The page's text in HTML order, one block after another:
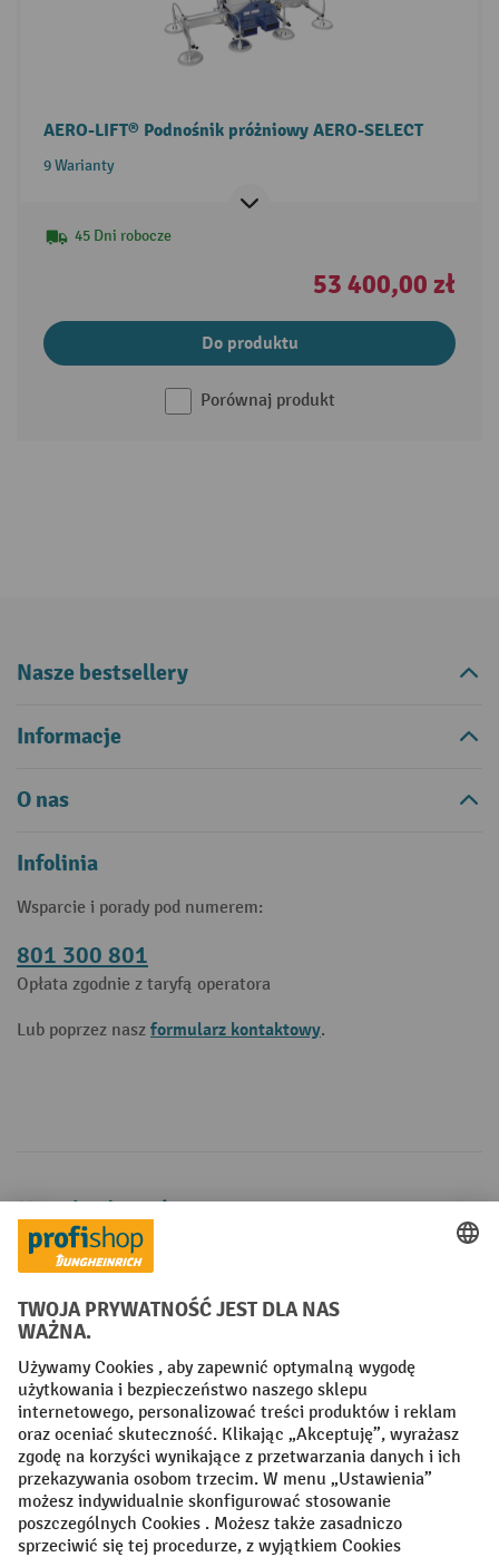
AERO-LIFT® Podnośnik próżniowy AERO-SELECT
9 Warianty
45 Dni robocze
53 400,00 zł
Do produktu
Porównaj produkt
Nasze bestsellery
Informacje
O nas
Infolinia
Wsparcie i porady pod numerem:
801 300 801
Opłata zgodnie z taryfą operatora
Lub poprzez nasz formularz kontaktowy.
Metody płatności
Creditcard (Master)Creditcard (Visa)
Factura Przedpłata
Sieci społecznościowe
Facebook
YouTube
LinkedIn
Instagram
Regulamin Impressum PL